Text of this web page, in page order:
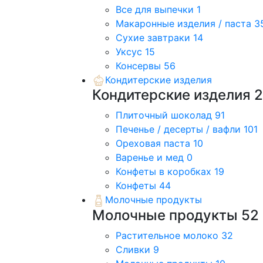
Все для выпечки 1
Макаронные изделия / паста
Сухие завтраки 14
Уксус 15
Консервы 56
Кондитерские изделия
Кондитерские изделия
Плиточный шоколад 91
Печенье / десерты / вафли 101
Ореховая паста 10
Варенье и мед 0
Конфеты в коробках 19
Конфеты 44
Молочные продукты
Молочные продукты 52
Растительное молоко 32
Сливки 9